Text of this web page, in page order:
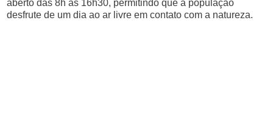
aberto das 8h às 16h30, permitindo que a população
desfrute de um dia ao ar livre em contato com a natureza.